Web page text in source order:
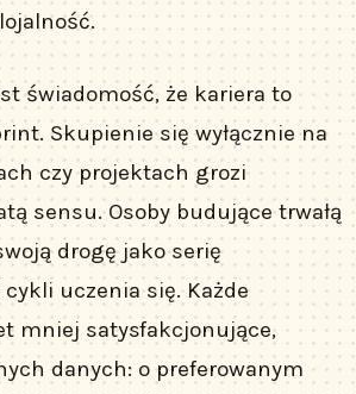
świadomość, że kariera to
Skupienie się wyłącznie na
czy projektach grozi
sensu. Osoby budujące trwałą
drogę jako serię
uczenia się. Każde
mniej satysfakcjonujące,
danych: o preferowanym